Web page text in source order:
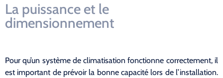
La puissance et le
dimensionnement
Pour qu’un système de climatisation fonctionne correctement, il
est important de prévoir la bonne capacité lors de l’installation.